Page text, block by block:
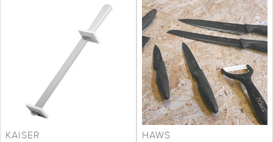
KAISER HAWS